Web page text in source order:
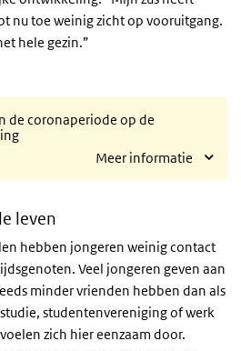
nu toe weinig zicht op vooruitgang.
hele gezin.”
de coronaperiode op de
Meer informatie
leven
hebben jongeren weinig contact
Veel jongeren geven aan
minder vrienden hebben dan als
studentenvereniging of werk
zich hier eenzaam door.